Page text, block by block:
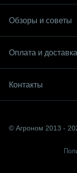
Обзоры и советы
Оплата и доставка
Контакты
© Агроном 2013 -